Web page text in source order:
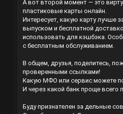
А вот второй момент — это
пластиковые карты онлайн.
Интересует, какую карту лучше
выпуском и бесплатной
использовать для кэшбэка.
с бесплатным обслуживанием.
В общем, друзья, поделитесь,
проверенными ссылками!
Какую МФО или сервис можете
И через какой банк проще всего
Буду признателен за дельные